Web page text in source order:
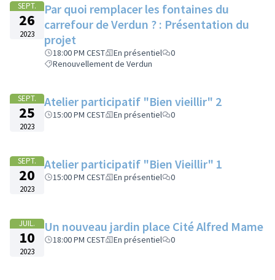
SEPT.
26
2023
Par quoi remplacer les fontaines du
carrefour de Verdun ? : Présentation du
projet
18:00 PM CEST En présentiel
0
Renouvellement de Verdun
SEPT.
25
2023
Atelier participatif "Bien vieillir" 2
15:00 PM CEST En présentiel 0
SEPT.
20
2023
Atelier participatif "Bien Vieillir" 1
15:00 PM CEST En présentiel 0
JUIL.
10
2023
Un nouveau jardin place Cité Alfred Mame
18:00 PM CEST En présentiel 0